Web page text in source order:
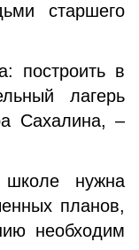
старшего
построить в
лагерь
Сахалина, –
нужна
планов,
необходим